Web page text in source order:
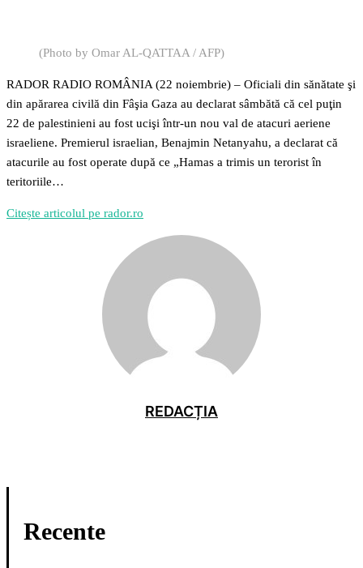
(Photo by Omar AL-QATTAA / AFP)
RADOR RADIO ROMÂNIA (22 noiembrie) – Oficiali din sănătate şi
din apărarea civilă din Fâşia Gaza au declarat sâmbătă că cel puţin
22 de palestinieni au fost ucişi într-un nou val de atacuri aeriene
israeliene. Premierul israelian, Benajmin Netanyahu, a declarat că
atacurile au fost operate după ce „Hamas a trimis un terorist în
teritoriile…
Citește articolul pe rador.ro
REDACȚIA
Recente